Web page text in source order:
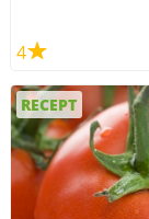
4
RECEPT